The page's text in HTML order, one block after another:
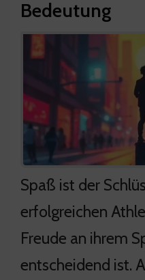
Bedeutung
Spaß ist der
erfolgreichen
Freude an ihrem
entscheidend ist.